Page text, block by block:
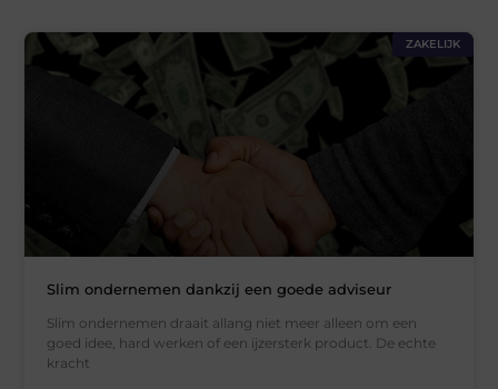
ZAKELIJK
Slim ondernemen dankzij een goede adviseur
Slim ondernemen draait allang niet meer alleen om een
goed idee, hard werken of een ijzersterk product. De echte
kracht